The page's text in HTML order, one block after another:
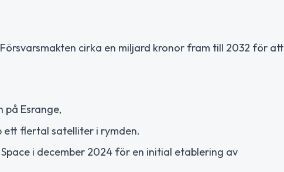
cirka en miljard kronor fram till 2032 för att
på Esrange,
ett flertal satelliter i rymden.
i december 2024 för en initial etablering av